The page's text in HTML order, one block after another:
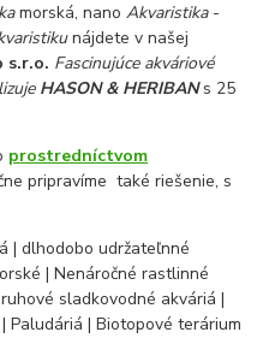
morská, nanoAkvaristika-
nájdete v našej
s.r.o. Fascinujúce akváriové
HASON & HERIBANs 25
prostredníctvom
pripravíme také riešenie, s
| dlhodobo udržateľnné
| Nenáročné rastlinné
sladkovodné akváriá |
Paludáriá | Biotopové terárium